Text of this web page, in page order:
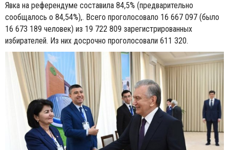
Явка на референдуме составила 84,5% (предварительно
сообщалось о 84,54%),. Всего проголосовало 16 667 097 (было
16 673 189 человек) из 19 722 809 зарегистрированных
избирателей. Из них досрочно проголосовали 611 320.